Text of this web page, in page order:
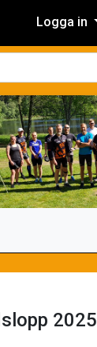
Logga in
2025